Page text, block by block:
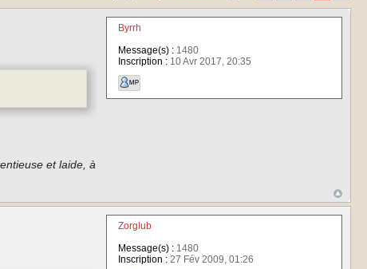
et laide, à
Byrrh
Message(s) :1480
Inscription :10 Avr 2017, 20:35
Zorglub
Message(s) :1480
Inscription :27 Fév 2009, 01:26